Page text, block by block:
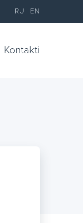
RU EN
Kontakti